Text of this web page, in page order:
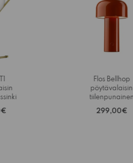
Flos Bellhop
pöytävalaisin
tiilenpunainen
299,00€